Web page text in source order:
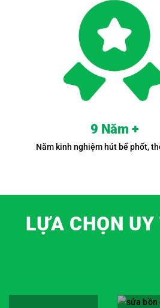
9 Năm +
Năm kinh nghiệm hút bể phốt,
LỰA CHỌN